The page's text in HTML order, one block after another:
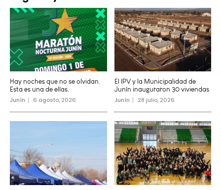
Hay noches que no se olvidan.
Esta es una de ellas.
Junín 6 agosto, 2026
El IPV y la Municipalidad de
Junín inauguraron 30 viviendas
Junín 28 julio, 2026